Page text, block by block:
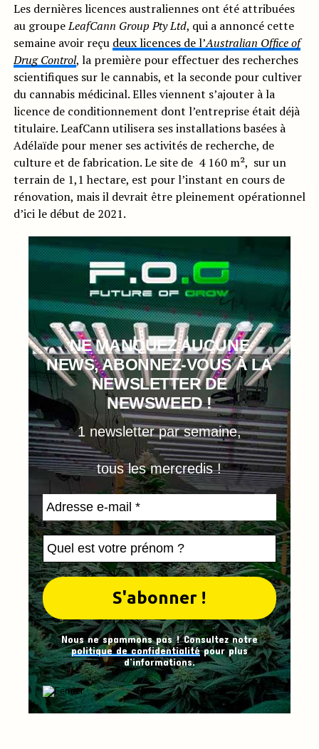
Les dernières licences australiennes ont été attribuées
au groupeLeafCann Group Pty Ltd, qui a annoncé cette
semaine avoir reçu deux licences de l’Australian Office of
Drug Control, la première pour effectuer des recherches
scientifiques sur le cannabis, et la seconde pour cultiver
du cannabis médicinal. Elles viennent s’ajouter à la
licence de conditionnement dont l’entreprise était déjà
titulaire. LeafCann utilisera ses installations basées à
Adélaïde pour mener ses activités de recherche, de
culture et de fabrication. Le site de 4 160 m², sur un
terrain de 1,1 hectare, est pour l’instant en cours de
rénovation, mais il devrait être pleinement opérationnel
d’ici le début de 2021.
NE MANQUEZ AUCUNE
NEWS, ABONNEZ-VOUS À LA
NEWSLETTER DE
NEWSWEED !
1 newsletter par semaine,
tous les mercredis !
Nous ne spammons pas ! Consultez notre
politique de confidentialitépour plus
d’informations.